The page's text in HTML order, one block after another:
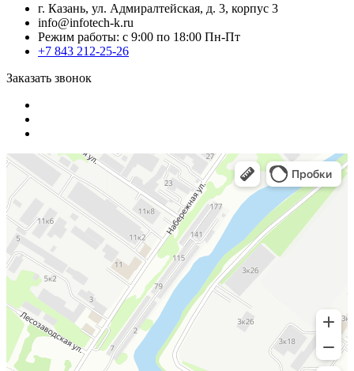
г. Казань, ул. Адмиралтейская, д. 3, корпус 3
info@infotech-k.ru
Режим работы: с 9:00 по 18:00 Пн-Пт
+7 843 212-25-26
Заказать звонок